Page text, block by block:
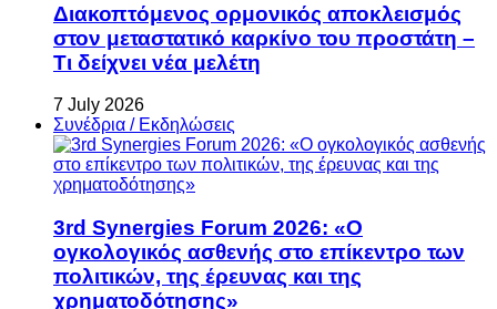
Διακοπτόμενος ορμονικός αποκλεισμός
στον μεταστατικό καρκίνο του προστάτη –
Τι δείχνει νέα μελέτη
7 July 2026
Συνέδρια / Εκδηλώσεις
3rd Synergies Forum 2026: «Ο
ογκολογικός ασθενής στο επίκεντρο των
πολιτικών, της έρευνας και της
χρηματοδότησης»